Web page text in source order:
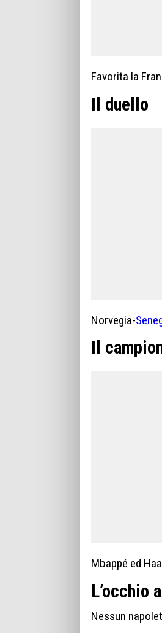
Favorita la
Il duello
Norvegia-
Il
Mbappé ed
L’occhio
Nessun